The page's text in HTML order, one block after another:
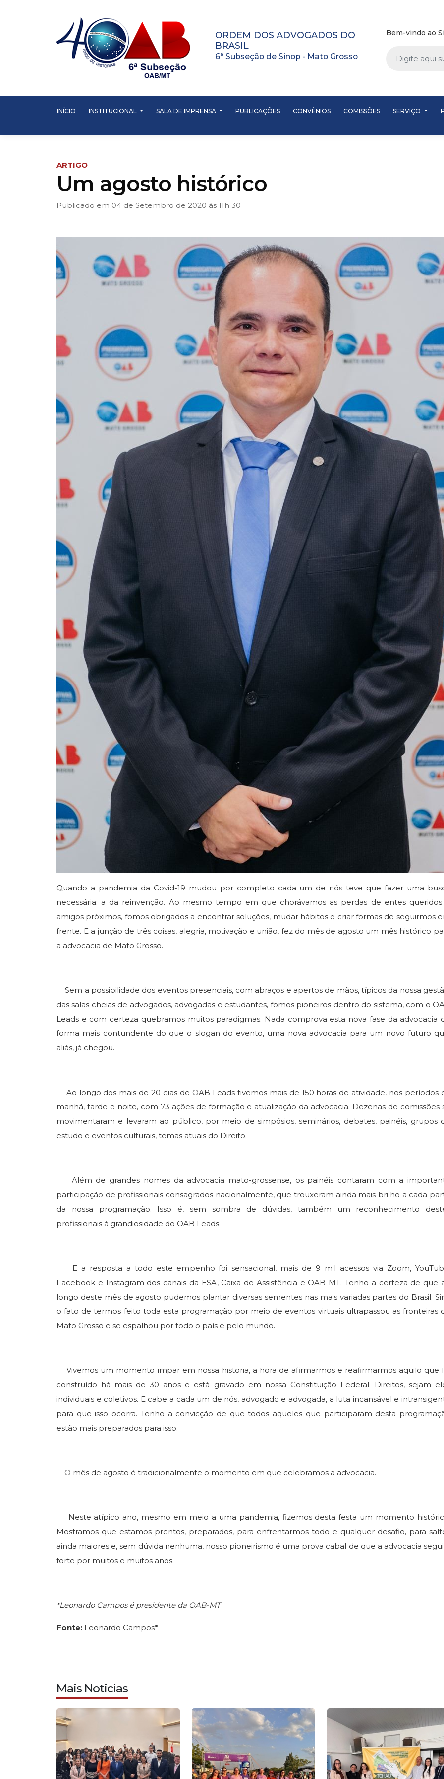
ORDEM DOS ADVOGADOS DO
BRASIL
6ª Subseção de Sinop - Mato Grosso
Bem-vindo ao
INÍCIO INSTITUCIONAL SALA DE IMPRENSA PUBLICAÇÕES CONVÊNIOS COMISSÕES SERVIÇO
ARTIGO
Um agosto histórico
Publicado em 04 de Setembro de 2020 ás 11h 30
Quando a pandemia da Covid-19 mudou por completo cada um de nós teve que fazer uma
necessária: a da reinvenção. Ao mesmo tempo em que chorávamos as perdas de entes
amigos próximos, fomos obrigados a encontrar soluções, mudar hábitos e criar formas de seguirmos
frente. E a junção de três coisas, alegria, motivação e união, fez do mês de agosto um mês histórico
a advocacia de Mato Grosso.
Sem a possibilidade dos eventos presenciais, com abraços e apertos de mãos, típicos da nossa
das salas cheias de advogados, advogadas e estudantes, fomos pioneiros dentro do sistema, com o
Leads e com certeza quebramos muitos paradigmas. Nada comprova esta nova fase da advocacia
forma mais contundente do que o slogan do evento, uma nova advocacia para um novo futuro
aliás, já chegou.
Ao longo dos mais de 20 dias de OAB Leads tivemos mais de 150 horas de atividade, nos períodos
manhã, tarde e noite, com 73 ações de formação e atualização da advocacia. Dezenas de comissões
movimentaram e levaram ao público, por meio de simpósios, seminários, debates, painéis, grupos
estudo e eventos culturais, temas atuais do Direito.
Além de grandes nomes da advocacia mato-grossense, os painéis contaram com a
participação de profissionais consagrados nacionalmente, que trouxeram ainda mais brilho a cada
da nossa programação. Isso é, sem sombra de dúvidas, também um reconhecimento
profissionais à grandiosidade do OAB Leads.
E a resposta a todo este empenho foi sensacional, mais de 9 mil acessos via Zoom,
Facebook e Instagram dos canais da ESA, Caixa de Assistência e OAB-MT. Tenho a certeza de que
longo deste mês de agosto pudemos plantar diversas sementes nas mais variadas partes do Brasil.
o fato de termos feito toda esta programação por meio de eventos virtuais ultrapassou as fronteiras
Mato Grosso e se espalhou por todo o país e pelo mundo.
Vivemos um momento ímpar em nossa história, a hora de afirmarmos e reafirmarmos aquilo que
construído há mais de 30 anos e está gravado em nossa Constituição Federal. Direitos, sejam
individuais e coletivos. E cabe a cada um de nós, advogado e advogada, a luta incansável e
para que isso ocorra. Tenho a convicção de que todos aqueles que participaram desta
estão mais preparados para isso.
O mês de agosto é tradicionalmente o momento em que celebramos a advocacia.
Neste atípico ano, mesmo em meio a uma pandemia, fizemos desta festa um momento
Mostramos que estamos prontos, preparados, para enfrentarmos todo e qualquer desafio, para
ainda maiores e, sem dúvida nenhuma, nosso pioneirismo é uma prova cabal de que a advocacia
forte por muitos e muitos anos.
*Leonardo Campos é presidente da OAB-MT
Fonte: Leonardo Campos*
Mais Noticias